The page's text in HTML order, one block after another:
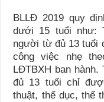
BLLĐ 2019 quy
dưới 15 tuổi như:
người từ đủ 13 tuổi
công việc nhẹ
LĐTBXH ban
đủ 13 tuổi chỉ
thuật, thể dục, thể